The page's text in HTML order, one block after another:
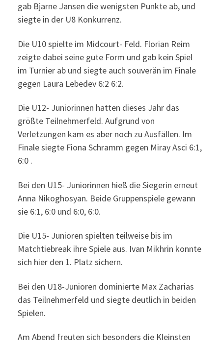
gab Bjarne Jansen die wenigsten Punkte ab, und
siegte in der U8 Konkurrenz.
Die U10 spielte im Midcourt- Feld. Florian Reim
zeigte dabei seine gute Form und gab kein Spiel
im Turnier ab und siegte auch souverän im Finale
gegen Laura Lebedev 6:2 6:2.
Die U12- Juniorinnen hatten dieses Jahr das
größte Teilnehmerfeld. Aufgrund von
Verletzungen kam es aber noch zu Ausfällen. Im
Finale siegte Fiona Schramm gegen Miray Asci 6:1,
6:0 .
Bei den U15- Juniorinnen hieß die Siegerin erneut
Anna Nikoghosyan. Beide Gruppenspiele gewann
sie 6:1, 6:0 und 6:0, 6:0.
Die U15- Junioren spielten teilweise bis im
Matchtiebreak ihre Spiele aus. Ivan Mikhrin konnte
sich hier den 1. Platz sichern.
Bei den U18-Junioren dominierte Max Zacharias
das Teilnehmerfeld und siegte deutlich in beiden
Spielen.
Am Abend freuten sich besonders die Kleinsten